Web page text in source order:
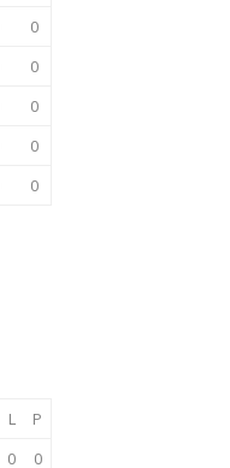
0
0
0
0
0
L
P
0
0